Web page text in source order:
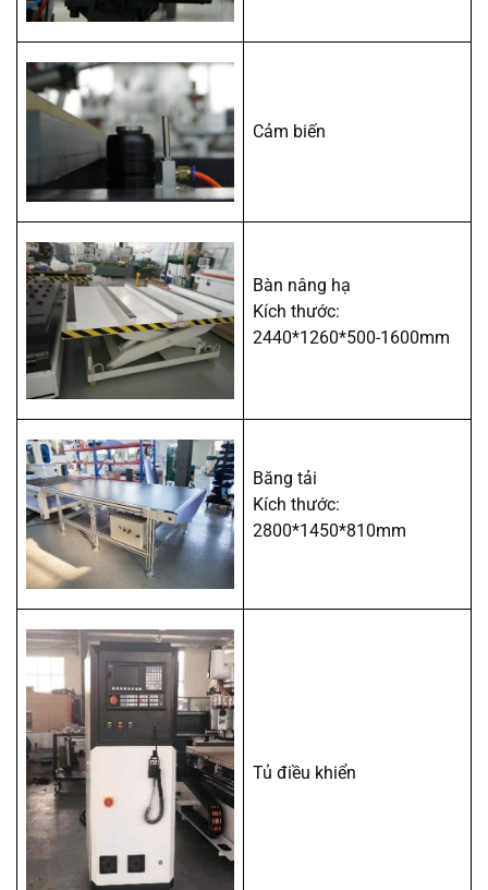
Cảm biến
Bàn nâng hạ
Kích thước:
2440*1260*500-1600mm
Băng tải
Kích thước:
2800*1450*810mm
Tủ điều khiển